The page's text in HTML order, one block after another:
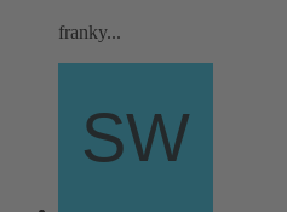
franky...